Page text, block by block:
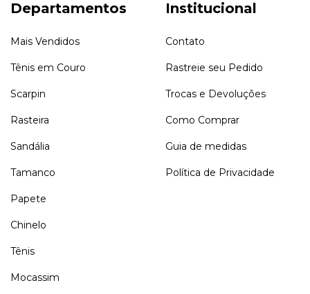
Departamentos
Mais Vendidos
Tênis em Couro
Scarpin
Rasteira
Sandália
Tamanco
Papete
Chinelo
Tênis
Mocassim
Institucional
Contato
Rastreie seu Pedido
Trocas e Devoluções
Como Comprar
Guia de medidas
Política de Privacidade